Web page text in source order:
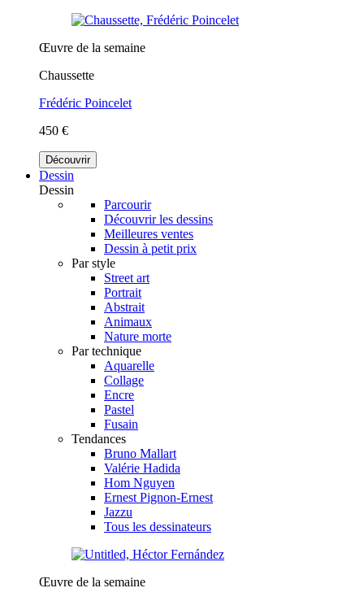
Œuvre de la semaine
Chaussette
Frédéric Poincelet
450 €
Découvrir
Dessin
Dessin
Parcourir
Découvrir les dessins
Meilleures ventes
Dessin à petit prix
Par style
Street art
Portrait
Abstrait
Animaux
Nature morte
Par technique
Aquarelle
Collage
Encre
Pastel
Fusain
Tendances
Bruno Mallart
Valérie Hadida
Hom Nguyen
Ernest Pignon-Ernest
Jazzu
Tous les dessinateurs
Œuvre de la semaine